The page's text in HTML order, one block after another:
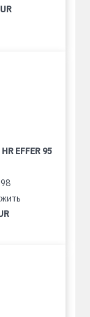
EFFER 95